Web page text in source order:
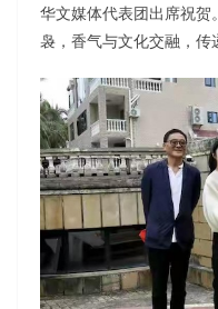
华文媒体代表团出席祝
袅，香气与文化交融，传